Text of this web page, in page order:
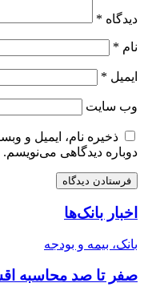
دیدگاه *
نام *
ایمیل *
وب‌ سایت
ذخیره نام، ایمیل و
دوباره دیدگاهی می‌نویسم.
اخبار بانک‌ها
بانک، بیمه و بودجه
صفر تا صد محاسبه